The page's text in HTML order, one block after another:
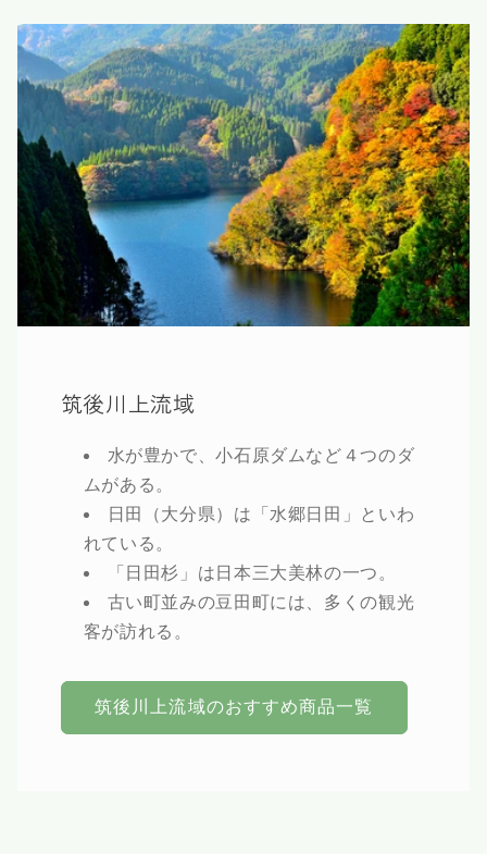
筑後川上流域
水が豊かで、小石原ダムなど４つのダ
ムがある。
日田（大分県）は「水郷日田」といわ
れている。
「日田杉」は日本三大美林の一つ。
古い町並みの豆田町には、多くの観光
客が訪れる。
筑後川上流域のおすすめ商品一覧